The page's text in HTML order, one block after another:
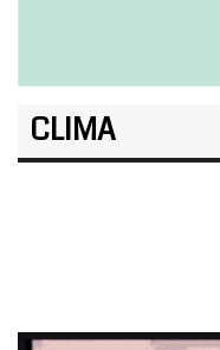
CLIMA